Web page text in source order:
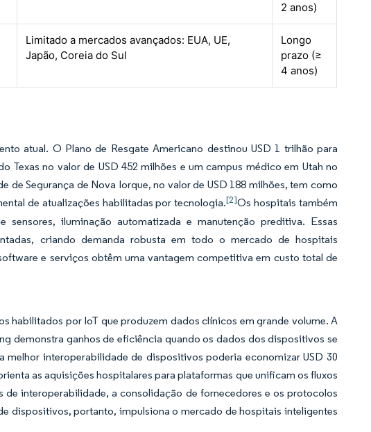
2 anos)
Limitado a mercados avançados: EUA, UE,
Japão, Coreia do Sul
Longo
prazo (≥
4 anos)
atual. O Plano de Resgate Americano destinou USD 1 trilhão para
no valor de USD 452 milhões e um campus médico em Utah no
de Segurança de Nova Iorque, no valor de USD 188 milhões, tem como
de atualizações habilitadas por tecnologia.[2]Os hospitais também
iluminação automatizada e manutenção preditiva. Essas
criando demanda robusta em todo o mercado de hospitais
e serviços obtêm uma vantagem competitiva em custo total de
habilitados por IoT que produzem dados clínicos em grande volume. A
demonstra ganhos de eficiência quando os dados dos dispositivos se
interoperabilidade de dispositivos poderia economizar USD 30
as aquisições hospitalares para plataformas que unificam os fluxos
interoperabilidade, a consolidação de fornecedores e os protocolos
dispositivos, portanto, impulsiona o mercado de hospitais inteligentes